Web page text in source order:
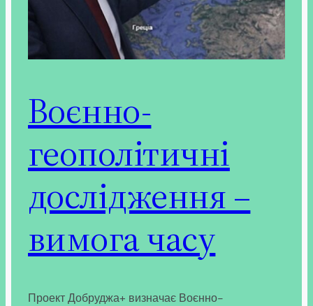
Воєнно-
геополітичні
дослідження –
вимога часу
Проект Добруджа+ визначає Воєнно-